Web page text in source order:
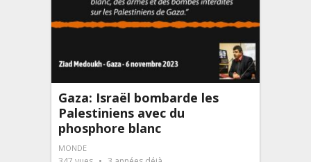
Gaza: Israël bombarde les
Palestiniens avec du
phosphore blanc
MONDE